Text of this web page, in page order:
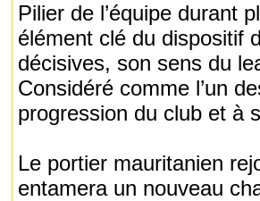
Pilier de l’équipe durant
élément clé du dispositif
décisives, son sens du
Considéré comme l’un
progression du club et à
Le portier mauritanien
entamera un nouveau